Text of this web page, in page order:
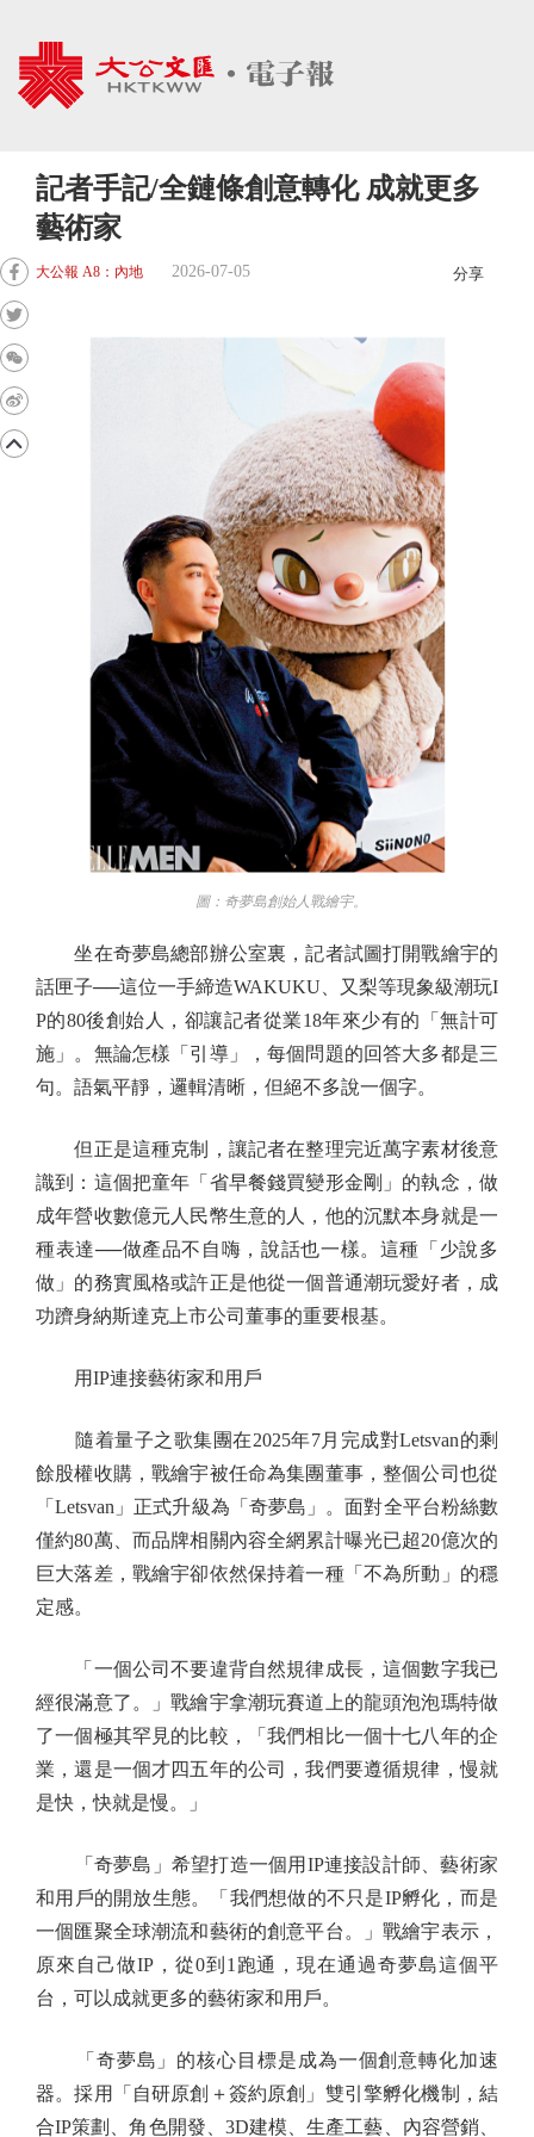
記者手記/全鏈條創意轉化 成就更多
藝術家
大公報 A8：內地 2026-07-05 分享
圖：奇夢島創始人戰繪宇。
坐在奇夢島總部辦公室裏，記者試圖打開戰繪宇的
話匣子──這位一手締造WAKUKU、又梨等現象級潮玩I
P的80後創始人，卻讓記者從業18年來少有的「無計可
施」。無論怎樣「引導」，每個問題的回答大多都是三
句。語氣平靜，邏輯清晰，但絕不多說一個字。
但正是這種克制，讓記者在整理完近萬字素材後意
識到：這個把童年「省早餐錢買變形金剛」的執念，做
成年營收數億元人民幣生意的人，他的沉默本身就是一
種表達──做產品不自嗨，說話也一樣。這種「少說多
做」的務實風格或許正是他從一個普通潮玩愛好者，成
功躋身納斯達克上市公司董事的重要根基。
用IP連接藝術家和用戶
隨着量子之歌集團在2025年7月完成對Letsvan的剩
餘股權收購，戰繪宇被任命為集團董事，整個公司也從
「Letsvan」正式升級為「奇夢島」。面對全平台粉絲數
僅約80萬、而品牌相關內容全網累計曝光已超20億次的
巨大落差，戰繪宇卻依然保持着一種「不為所動」的穩
定感。
「一個公司不要違背自然規律成長，這個數字我已
經很滿意了。」戰繪宇拿潮玩賽道上的龍頭泡泡瑪特做
了一個極其罕見的比較，「我們相比一個十七八年的企
業，還是一個才四五年的公司，我們要遵循規律，慢就
是快，快就是慢。」
「奇夢島」希望打造一個用IP連接設計師、藝術家
和用戶的開放生態。「我們想做的不只是IP孵化，而是
一個匯聚全球潮流和藝術的創意平台。」戰繪宇表示，
原來自己做IP，從0到1跑通，現在通過奇夢島這個平
台，可以成就更多的藝術家和用戶。
「奇夢島」的核心目標是成為一個創意轉化加速
器。採用「自研原創＋簽約原創」雙引擎孵化機制，結
合IP策劃、角色開發、3D建模、生產工藝、內容營銷、